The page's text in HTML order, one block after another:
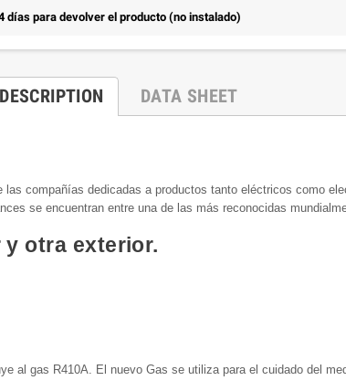
días para devolver el producto (no instalado)
DESCRIPTION DATA SHEET
compañías dedicadas a productos tanto eléctricos como
se encuentran entre una de las más reconocidas
otra exterior.
al gas R410A. El nuevo Gas se utiliza para el cuidado del